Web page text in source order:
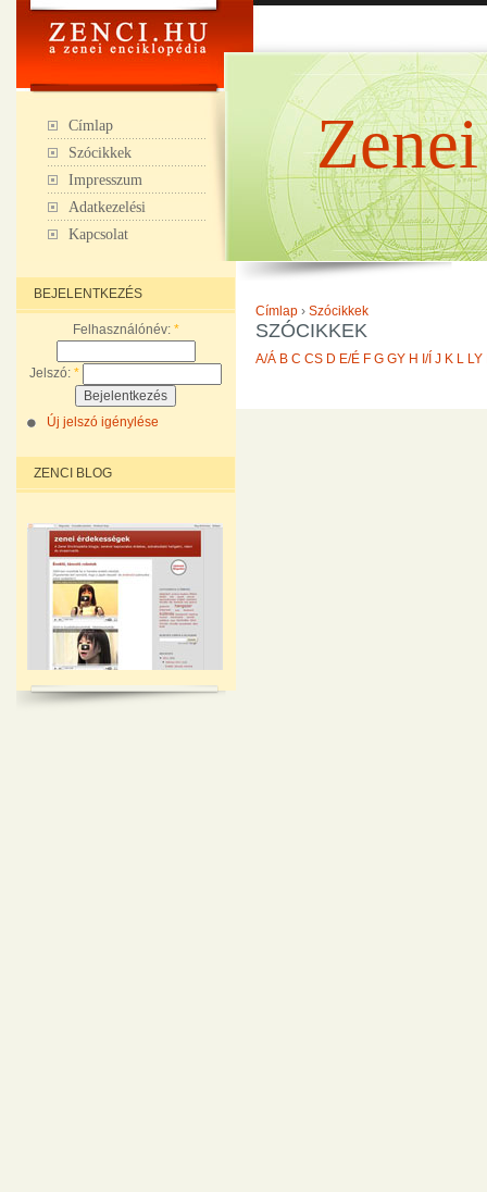
Címlap
Szócikkek
Impresszum
Adatkezelési
Kapcsolat
BEJELENTKEZÉS
Felhasználónév: *
Jelszó: *
Új jelszó igénylése
ZENCI BLOG
Címlap› Szócikkek
SZÓCIKKEK
A/Á B C CS D E/É F G GY H I/Í J K L LY